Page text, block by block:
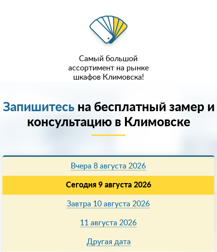
Самый большой
ассортимент на рынке
шкафов Климовска!
Запишитесьна бесплатный замер и
консультацию в Климовске
Вчера 8 августа 2026
Сегодня 9 августа 2026
Завтра 10 августа 2026
11 августа 2026
Другая дата